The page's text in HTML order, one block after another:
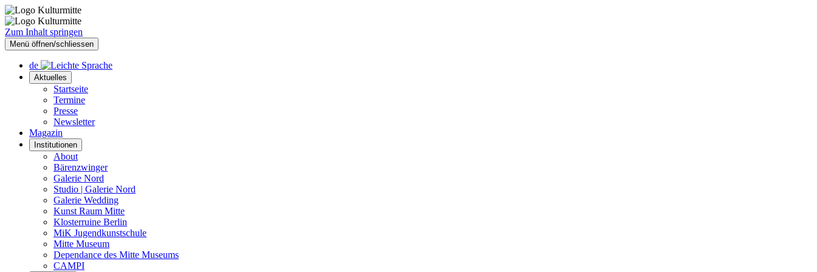
Zum Inhalt springen
Menü öffnen/schliessen
de
Aktuelles
Startseite
Termine
Presse
Newsletter
Magazin
Institutionen
About
Bärenzwinger
Galerie Nord
Studio | Galerie Nord
Galerie Wedding
Kunst Raum Mitte
Klosterruine Berlin
MiK Jugendkunstschule
Mitte Museum
Dependance des Mitte Museums
CAMPI